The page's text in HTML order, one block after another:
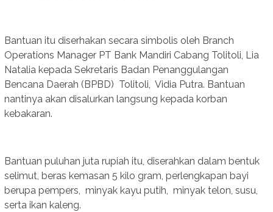
Bantuan itu diserhakan secara simbolis oleh Branch
Operations Manager PT Bank Mandiri Cabang Tolitoli, Lia
Natalia kepada Sekretaris Badan Penanggulangan
Bencana Daerah (BPBD) Tolitoli, Vidia Putra. Bantuan
nantinya akan disalurkan langsung kepada korban
kebakaran.
Bantuan puluhan juta rupiah itu, diserahkan dalam bentuk
selimut, beras kemasan 5 kilo gram, perlengkapan bayi
berupa pempers, minyak kayu putih, minyak telon, susu,
serta ikan kaleng.